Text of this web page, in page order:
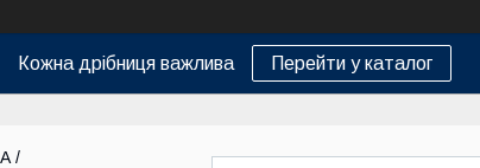
Кожна дрібниця важлива Перейти у каталог
/